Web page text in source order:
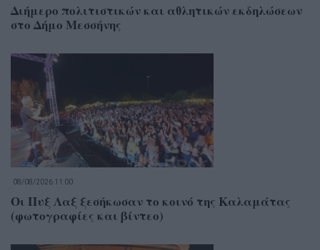
Διήμερο πολιτιστικών και αθλητικών εκδηλώσεων
στο Δήμο Μεσσήνης
08/08/2026 11:00
Οι Πυξ Λαξ ξεσήκωσαν το κοινό της Καλαμάτας
(φωτογραφίες και βίντεο)